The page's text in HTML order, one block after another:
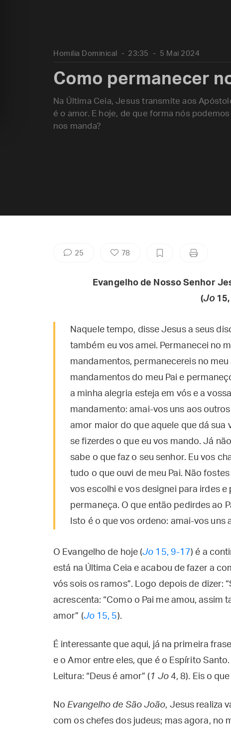
Homilia Dominical 23:35 5 Mai 2024
Como permanecer
Na Última Ceia, Jesus transmite aos
é o amor. E hoje, de que forma nós
nos manda?
25 78
Evangelho de Nosso Senhor
(Jo15,
Naquele tempo, disse Jesus a seus
também eu vos amei. Permanecei no
mandamentos, permanecereis no
mandamentos do meu Pai e
a minha alegria esteja em vós e a
mandamento: amai-vos uns aos
amor maior do que aquele que dá sua
se fizerdes o que eu vos mando. Já
sabe o que faz o seu senhor. Eu vos
tudo o que ouvi de meu Pai. Não
vos escolhi e vos designei para irdes
permaneça. O que então pedirdes ao
Isto é o que vos ordeno: amai-vos uns
O Evangelho de hoje (Jo 15, 9-17) é a
está na Última Ceia e acabou de fazer a
vós sois os ramos”. Logo depois de dizer:
acrescenta: “Como o Pai me amou, assim
amor” (Jo15, 5).
É interessante que aqui, já na primeira
e o Amor entre eles, que é o Espírito
Leitura: “Deus é amor” ( 1 Jo4, 8). Eis o
NoEvangelho de São João, Jesus realiza
com os chefes dos judeus; mas agora, no